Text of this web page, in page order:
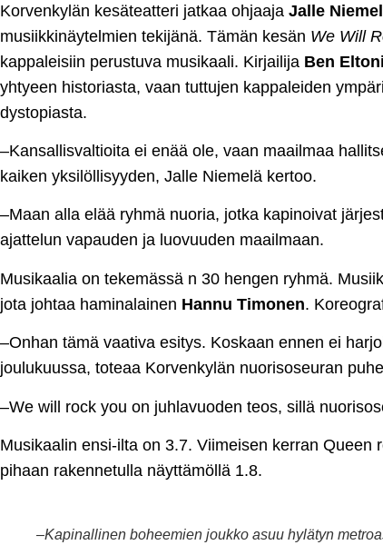
Korvenkylän kesäteatteri jatkaa ohjaaja Jalle
musiikkinäytelmien tekijänä. Tämän kesän We Will
kappaleisiin perustuva musikaali. Kirjailija Ben
yhtyeen historiasta, vaan tuttujen kappaleiden
dystopiasta.
–Kansallisvaltioita ei enää ole, vaan maailmaa
kaiken yksilöllisyyden, Jalle Niemelä kertoo.
–Maan alla elää ryhmä nuoria, jotka kapinoivat
ajattelun vapauden ja luovuuden maailmaan.
Musikaalia on tekemässä n 30 hengen ryhmä.
jota johtaa haminalainen Hannu Timonen.
–Onhan tämä vaativa esitys. Koskaan ennen ei
joulukuussa, toteaa Korvenkylän nuorisoseuran
–We will rock you on juhlavuoden teos, sillä
Musikaalin ensi-ilta on 3.7. Viimeisen kerran Queen
pihaan rakennetulla näyttämöllä 1.8.
–Kapinallinen boheemien joukko asuu hylätyn